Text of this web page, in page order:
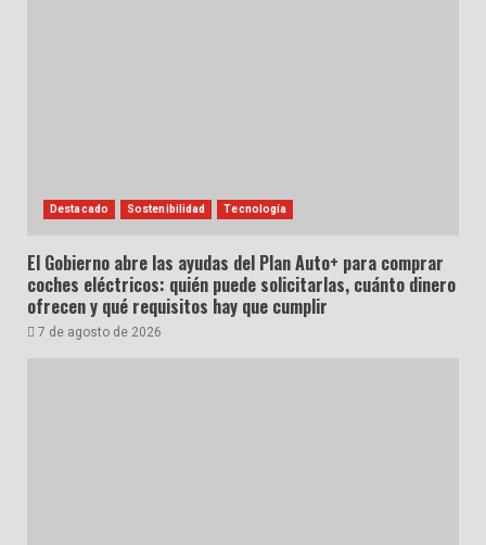
Destacado Sostenibilidad Tecnología
El Gobierno abre las ayudas del Plan Auto+ para comprar
coches eléctricos: quién puede solicitarlas, cuánto dinero
ofrecen y qué requisitos hay que cumplir
7 de agosto de 2026